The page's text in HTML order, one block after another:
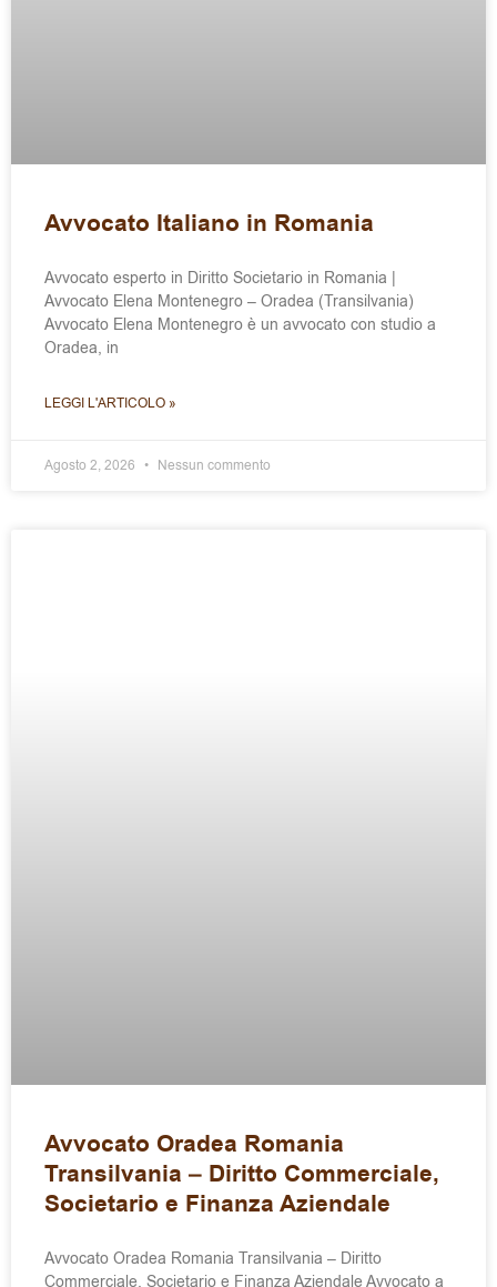
Avvocato Italiano in Romania
Avvocato esperto in Diritto Societario in Romania |
Avvocato Elena Montenegro – Oradea (Transilvania)
Avvocato Elena Montenegro è un avvocato con studio a
Oradea, in
LEGGI L'ARTICOLO »
Agosto 2, 2026 Nessun commento
Avvocato Oradea Romania
Transilvania – Diritto Commerciale,
Societario e Finanza Aziendale
Avvocato Oradea Romania Transilvania – Diritto
Commerciale, Societario e Finanza Aziendale Avvocato a